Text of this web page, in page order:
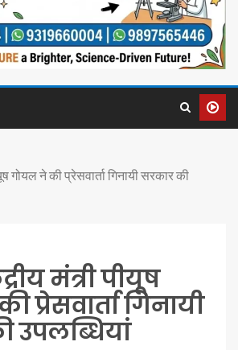
गोयल ने की प्रेसवार्ता गिनायी सरकार की
मंत्री पीयूष
प्रेसवार्ता गिनायी
उपलब्धियां